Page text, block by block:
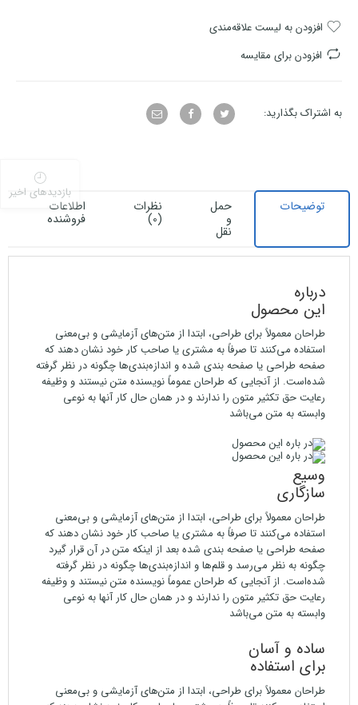
افزودن به لیست علاقه‌مندی
افزودن برای مقایسه
به اشتراک بگذارید:
توضیحات حمل
و
نقل
نظرات
(0)
اطلاعات
فروشنده
درباره
این محصول
طراحان معمولاً برای طراحی، ابتدا از متن‌های آزمایشی و بی‌معنی
استفاده می‌کنند تا صرفاً به مشتری یا صاحب کار خود نشان دهند که
صفحه طراحی یا صفحه بندی شده و اندازه‌بندی‌ها چگونه در نظر گرفته
شده‌است. از آنجایی که طراحان عموماً نویسنده متن نیستند و وظیفه
رعایت حق تکثیر متون را ندارند و در همان حال کار آنها به نوعی
وابسته به متن می‌باشد
وسیع
سازگاری
طراحان معمولاً برای طراحی، ابتدا از متن‌های آزمایشی و بی‌معنی
استفاده می‌کنند تا صرفاً به مشتری یا صاحب کار خود نشان دهند که
صفحه طراحی یا صفحه بندی شده بعد از اینکه متن در آن قرار گیرد
چگونه به نظر می‌رسد و قلم‌ها و اندازه‌بندی‌ها چگونه در نظر گرفته
شده‌است. از آنجایی که طراحان عموماً نویسنده متن نیستند و وظیفه
رعایت حق تکثیر متون را ندارند و در همان حال کار آنها به نوعی
وابسته به متن می‌باشد
ساده و آسان
برای استفاده
طراحان معمولاً برای طراحی، ابتدا از متن‌های آزمایشی و بی‌معنی
بازدیدهای اخیر